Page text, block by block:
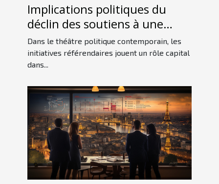
Implications politiques du
déclin des soutiens à une
initiative référendaire
Dans le théâtre politique contemporain, les
initiatives référendaires jouent un rôle capital
dans...